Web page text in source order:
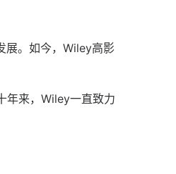
展。如今，Wiley高影
年来，Wiley一直致力